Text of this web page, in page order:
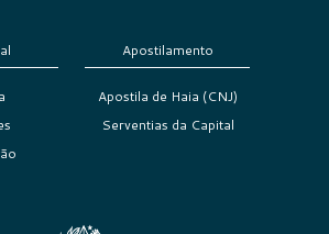
Apostilamento
Apostila de Haia (CNJ)
Serventias da Capital